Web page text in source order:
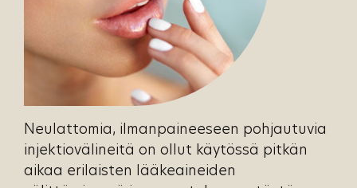
Neulattomia, ilmanpaineeseen pohjautuvia
injektiovälineitä on ollut käytössä pitkän
aikaa erilaisten lääkeaineiden